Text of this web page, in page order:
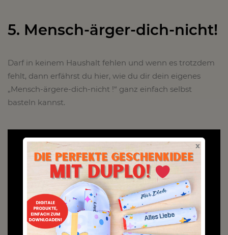
x
5. Mensch-ärger-dich-nicht!
Darf in keinem Haushalt fehlen und wenn es trotzdem
fehlt, dann erfährst du hier, wie du dir dein eigenes
„Mensch-ärgere-dich-nicht !“ ganz einfach selbst
basteln kannst.